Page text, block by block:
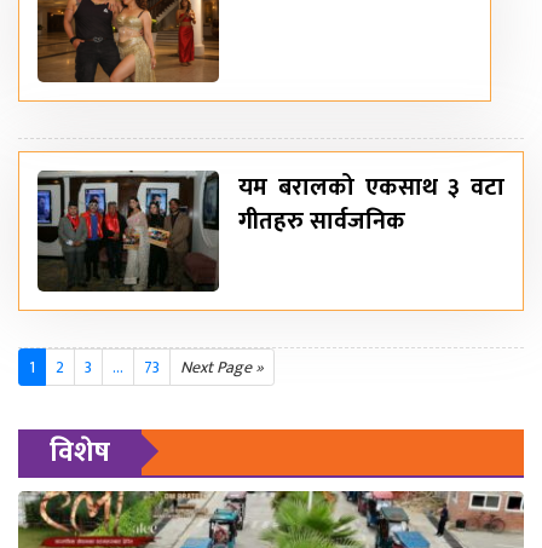
यम बरालको एकसाथ ३ वटा
गीतहरु सार्वजनिक
1 2 3 ... 73 Next Page »
विशेष